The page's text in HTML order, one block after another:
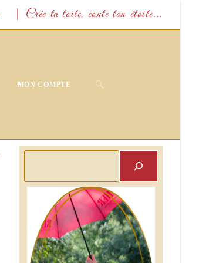
| Crée ta toile, conte ton étoile...
MON COMPTE TOGGLE
SEARCH